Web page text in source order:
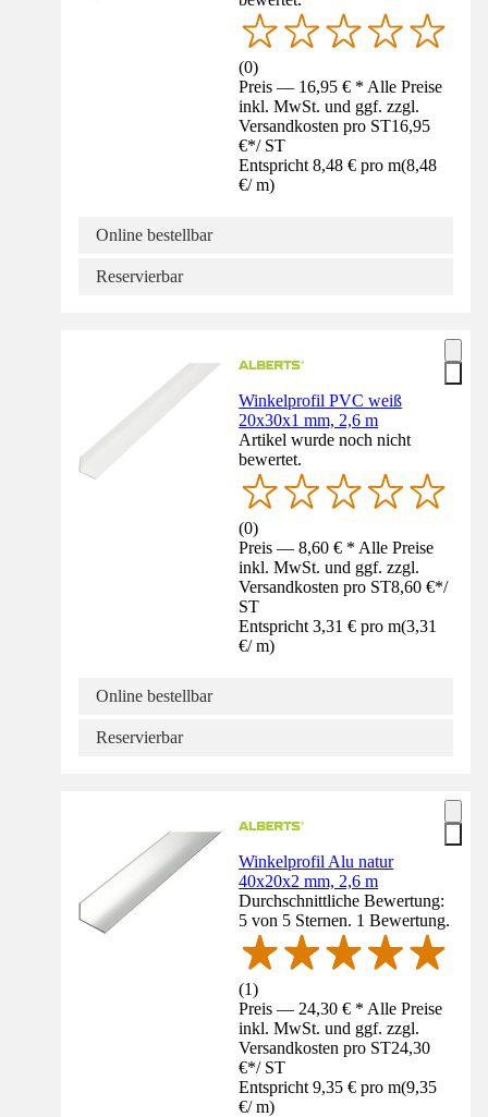
(0)
Preis — 16,95 € * Alle Preise
inkl. MwSt. und ggf. zzgl.
Versandkosten pro ST16,95
€*/ ST
Entspricht 8,48 € pro m(8,48
€/ m)
Online bestellbar
Reservierbar
Winkelprofil PVC weiß
20x30x1 mm, 2,6 m
Artikel wurde noch nicht
bewertet.
(0)
Preis — 8,60 € * Alle Preise
inkl. MwSt. und ggf. zzgl.
Versandkosten pro ST8,60 €*/
ST
Entspricht 3,31 € pro m(3,31
€/ m)
Online bestellbar
Reservierbar
Winkelprofil Alu natur
40x20x2 mm, 2,6 m
Durchschnittliche Bewertung:
5 von 5 Sternen. 1 Bewertung.
(1)
Preis — 24,30 € * Alle Preise
inkl. MwSt. und ggf. zzgl.
Versandkosten pro ST24,30
€*/ ST
Entspricht 9,35 € pro m(9,35
€/ m)